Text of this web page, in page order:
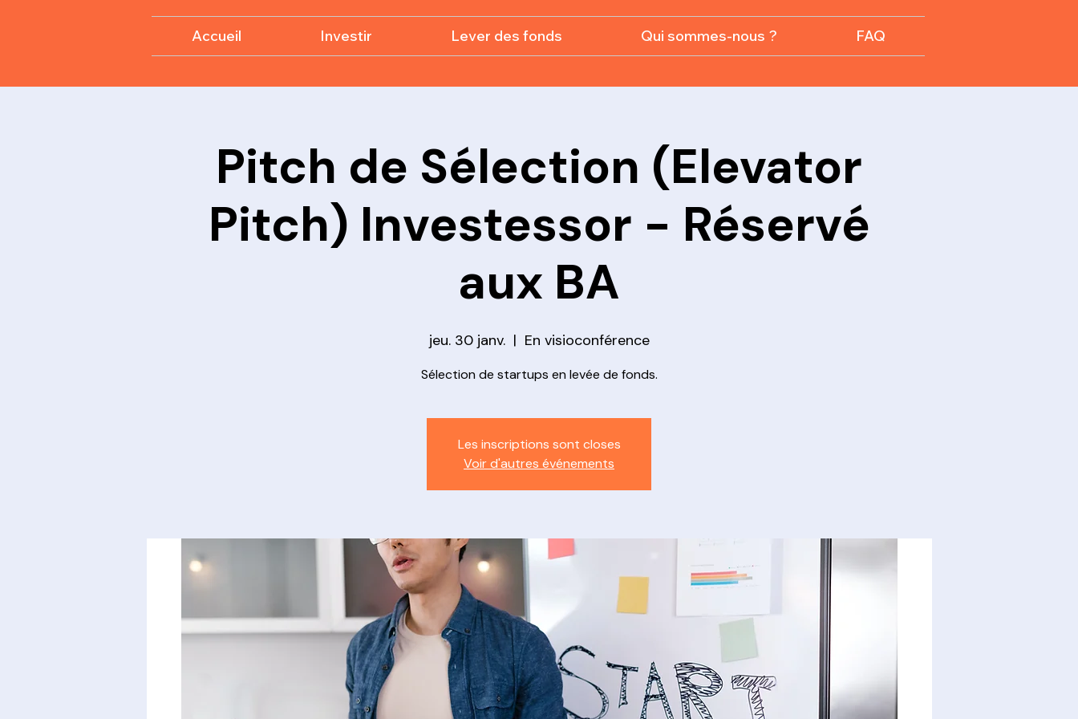
Accueil Investir Lever des fonds Qui sommes-nous ? FAQ
Pitch de Sélection (Elevator
Pitch) Investessor - Réservé
aux BA
jeu. 30 janv.
  |
En visioconférence
Sélection de startups en levée de fonds.
Les inscriptions sont closes
Voir d'autres événements